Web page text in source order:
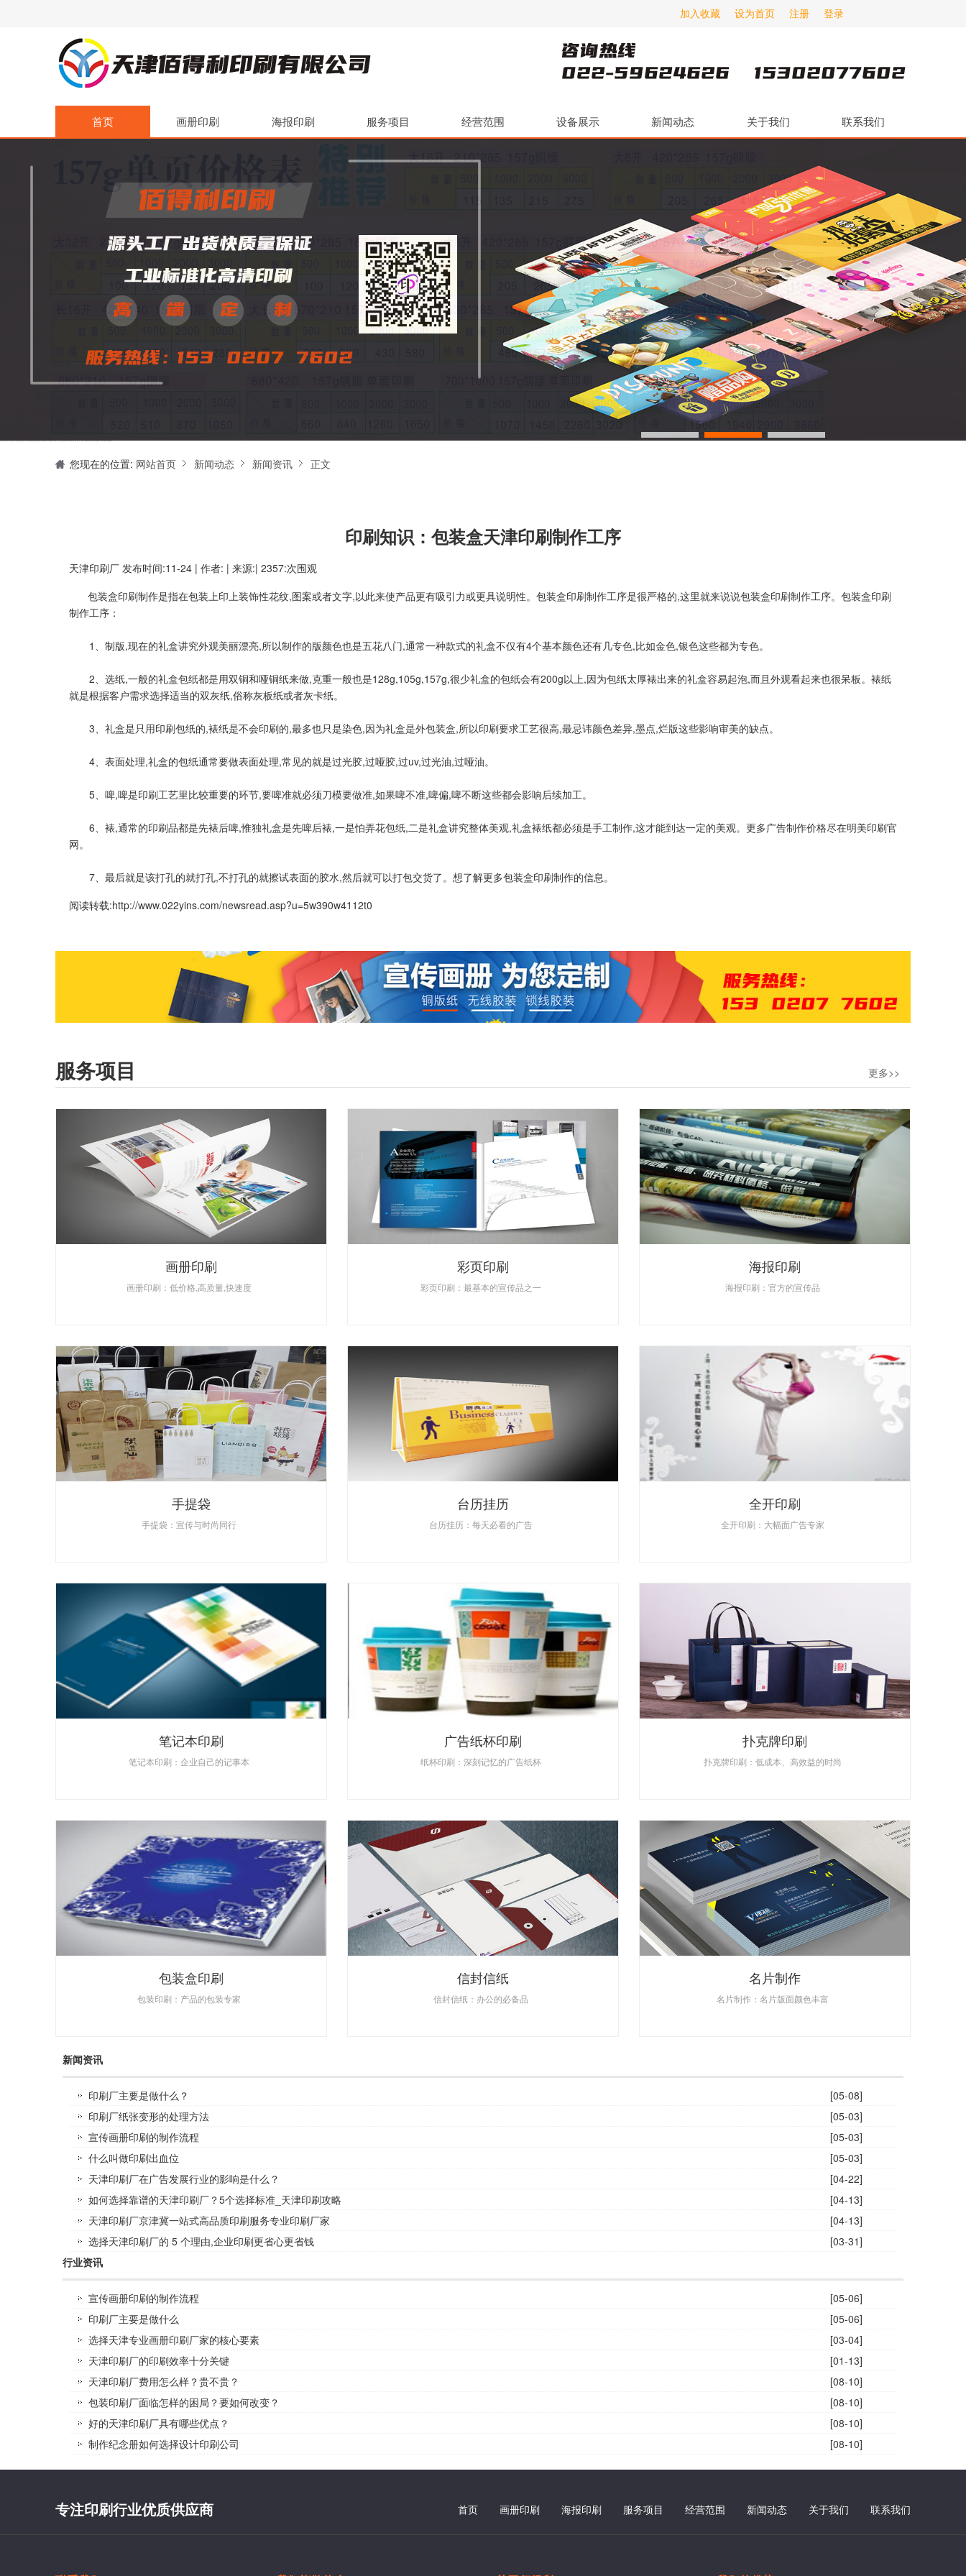
登录
注册
设为首页
加入收藏
首页 画册印刷 海报印刷 服务项目 经营范围 设备展示 新闻动态 关于我们 联系我们
您现在的位置: 网站首页 新闻动态 新闻资讯 正文
印刷知识：包装盒天津印刷制作工序
天津印刷厂 发布时间:11-24 | 作者: | 来源:| 2357:次围观
包装盒印刷制作是指在包装上印上装饰性花纹,图案或者文字,以此来使产品更有吸引力或更具说明性。包装盒印刷制作工序是很严格的,这里就来说说包装盒印刷制作工序。包装盒印刷
制作工序：
1、制版,现在的礼盒讲究外观美丽漂亮,所以制作的版颜色也是五花八门,通常一种款式的礼盒不仅有4个基本颜色还有几专色,比如金色,银色这些都为专色。
2、选纸,一般的礼盒包纸都是用双铜和哑铜纸来做,克重一般也是128g,105g,157g,很少礼盒的包纸会有200g以上,因为包纸太厚裱出来的礼盒容易起泡,而且外观看起来也很呆板。裱纸
就是根据客户需求选择适当的双灰纸,俗称灰板纸或者灰卡纸。
3、礼盒是只用印刷包纸的,裱纸是不会印刷的,最多也只是染色,因为礼盒是外包装盒,所以印刷要求工艺很高,最忌讳颜色差异,墨点,烂版这些影响审美的缺点。
4、表面处理,礼盒的包纸通常要做表面处理,常见的就是过光胶,过哑胶,过uv,过光油,过哑油。
5、啤,啤是印刷工艺里比较重要的环节,要啤准就必须刀模要做准,如果啤不准,啤偏,啤不断这些都会影响后续加工。
6、裱,通常的印刷品都是先裱后啤,惟独礼盒是先啤后裱,一是怕弄花包纸,二是礼盒讲究整体美观,礼盒裱纸都必须是手工制作,这才能到达一定的美观。更多广告制作价格尽在明美印刷官
网。
7、最后就是该打孔的就打孔,不打孔的就擦试表面的胶水,然后就可以打包交货了。想了解更多包装盒印刷制作的信息。
阅读转载:http://www.022yins.com/newsread.asp?u=5w390w4112t0
服务项目 更多>>
画册印刷
画册印刷：低价格,高质量,快速度
彩页印刷
彩页印刷：最基本的宣传品之一
海报印刷
海报印刷：官方的宣传品
手提袋
手提袋：宣传与时尚同行
台历挂历
台历挂历：每天必看的广告
全开印刷
全开印刷：大幅面广告专家
笔记本印刷
笔记本印刷：企业自己的记事本
广告纸杯印刷
纸杯印刷：深刻记忆的广告纸杯
扑克牌印刷
扑克牌印刷：低成本、高效益的时尚
包装盒印刷
包装印刷：产品的包装专家
信封信纸
信封信纸：办公的必备品
名片制作
名片制作：名片版面颜色丰富
新闻资讯
印刷厂主要是做什么？
[05-08]
印刷厂纸张变形的处理方法
[05-03]
宣传画册印刷的制作流程
[05-03]
什么叫做印刷出血位
[05-03]
天津印刷厂在广告发展行业的影响是什么？
[04-22]
如何选择靠谱的天津印刷厂？5个选择标准_天津印刷攻略
[04-13]
天津印刷厂京津冀一站式高品质印刷服务专业印刷厂家
[04-13]
选择天津印刷厂的 5 个理由,企业印刷更省心更省钱
[03-31]
行业资讯
宣传画册印刷的制作流程
[05-06]
印刷厂主要是做什么
[05-06]
选择天津专业画册印刷厂家的核心要素
[03-04]
天津印刷厂的印刷效率十分关键
[01-13]
天津印刷厂费用怎么样？贵不贵？
[08-10]
包装印刷厂面临怎样的困局？要如何改变？
[08-10]
好的天津印刷厂具有哪些优点？
[08-10]
制作纪念册如何选择设计印刷公司
[08-10]
专注印刷行业优质供应商 首页 画册印刷 海报印刷 服务项目 经营范围 新闻动态 关于我们 联系我们